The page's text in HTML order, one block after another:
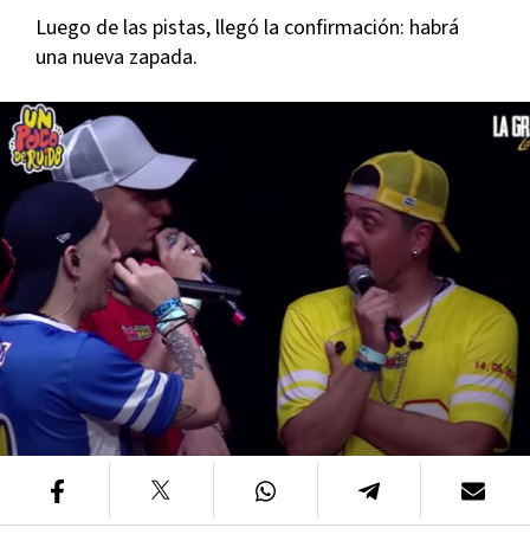
Luego de las pistas, llegó la confirmación: habrá
una nueva zapada.